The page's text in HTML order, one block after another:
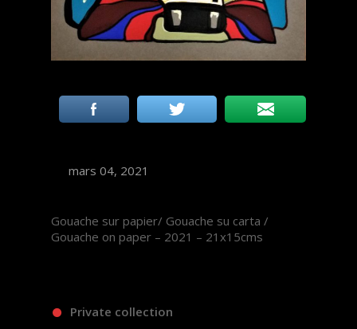
mars 04, 2021
Gouache sur papier/ Gouache su carta /
Gouache on paper – 2021 – 21x15cms
Private collection